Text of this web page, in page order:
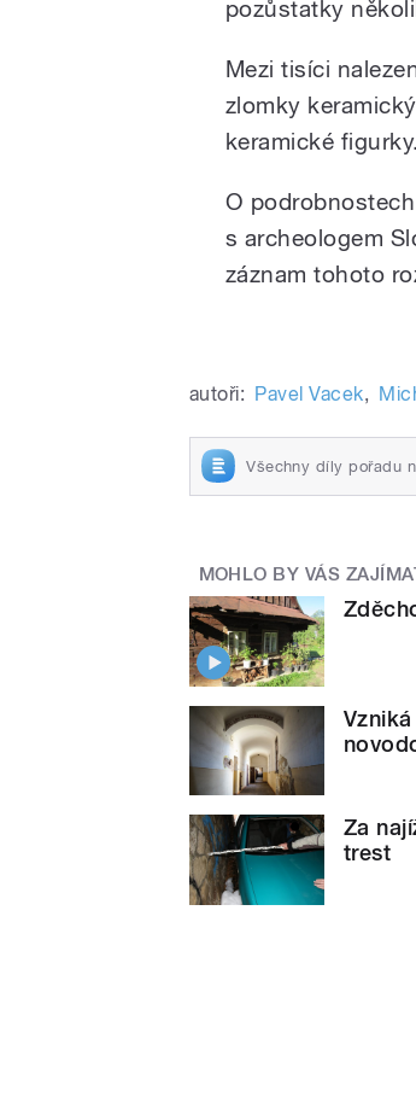
pozůstatky
Mezi tisíci
zlomky
keramické figurky.
O
s archeologem
záznam tohoto
autoři: Pavel Vacek,
Všechny díly pořadu
MOHLO BY VÁS
Za
trest